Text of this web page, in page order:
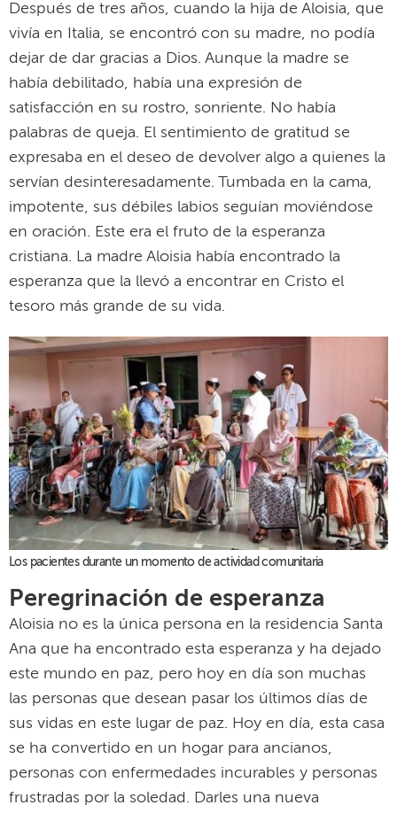
Después de tres años, cuando la hija de Aloisia, que
vivía en Italia, se encontró con su madre, no podía
dejar de dar gracias a Dios. Aunque la madre se
había debilitado, había una expresión de
satisfacción en su rostro, sonriente. No había
palabras de queja. El sentimiento de gratitud se
expresaba en el deseo de devolver algo a quienes la
servían desinteresadamente. Tumbada en la cama,
impotente, sus débiles labios seguían moviéndose
en oración. Este era el fruto de la esperanza
cristiana. La madre Aloisia había encontrado la
esperanza que la llevó a encontrar en Cristo el
tesoro más grande de su vida.
Los pacientes durante un momento de actividad comunitaria
Peregrinación de esperanza
Aloisia no es la única persona en la residencia Santa
Ana que ha encontrado esta esperanza y ha dejado
este mundo en paz, pero hoy en día son muchas
las personas que desean pasar los últimos días de
sus vidas en este lugar de paz. Hoy en día, esta casa
se ha convertido en un hogar para ancianos,
personas con enfermedades incurables y personas
frustradas por la soledad. Darles una nueva